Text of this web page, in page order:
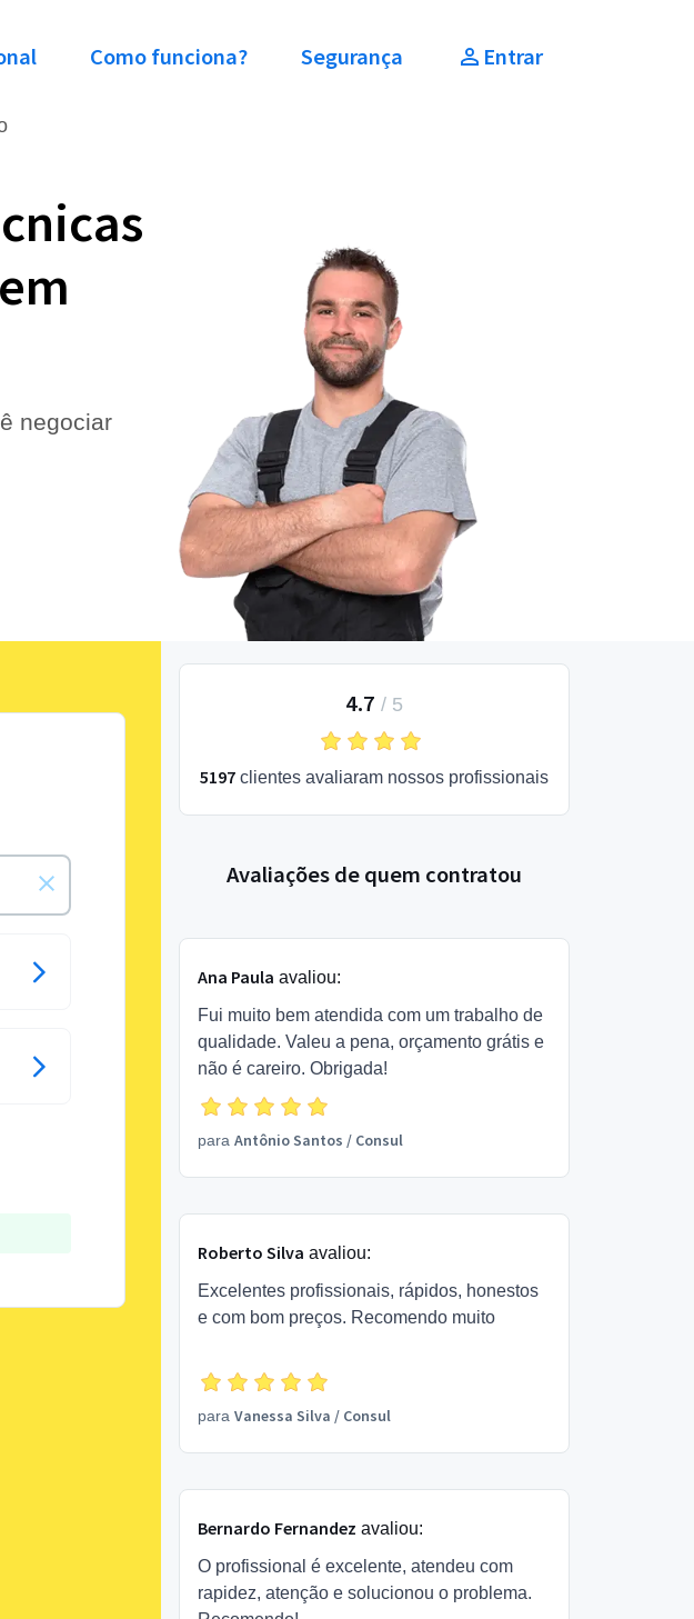
Como funciona? Segurança Entrar
negociar
4.7 / 5
5197 clientes avaliaram nossos profissionais
Avaliações de quem contratou
Ana Paula avaliou:
Fui muito bem atendida com um trabalho de
qualidade. Valeu a pena, orçamento grátis e
não é careiro. Obrigada!
para Antônio Santos / Consul
Roberto Silva avaliou:
Excelentes profissionais, rápidos, honestos
e com bom preços. Recomendo muito
para Vanessa Silva / Consul
Bernardo Fernandez avaliou:
O profissional é excelente, atendeu com
rapidez, atenção e solucionou o problema.